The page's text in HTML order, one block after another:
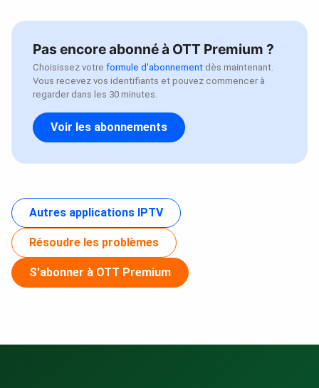
Pas encore abonné à OTT Premium ?
Choisissez votre formule d'abonnementdès maintenant.
Vous recevez vos identifiants et pouvez commencer à
regarder dans les 30 minutes.
Voir les abonnements
Autres applications IPTV
Résoudre les problèmes
S'abonner à OTT Premium